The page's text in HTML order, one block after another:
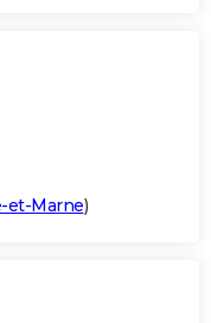
et-Marne)